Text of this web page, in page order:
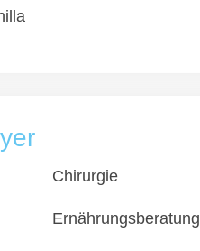
Chirurgie
Ernährungsberatung